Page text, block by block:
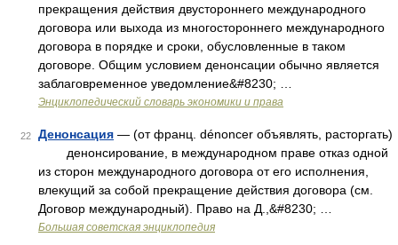
прекращения действия двустороннего международного
договора или выхода из многостороннего международного
договора в порядке и сроки, обусловленные в таком
договоре. Общим условием денонсации обычно является
заблаговременное уведомление&#8230; …
Энциклопедический словарь экономики и права
22 Денонсация — (от франц. dénoncer объявлять, расторгать)
денонсирование, в международном праве отказ одной
из сторон международного договора от его исполнения,
влекущий за собой прекращение действия договора (см.
Договор международный). Право на Д.,&#8230; …
Большая советская энциклопедия